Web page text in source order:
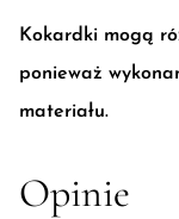
Kokardki mogą
ponieważ
materiału.
Opinie